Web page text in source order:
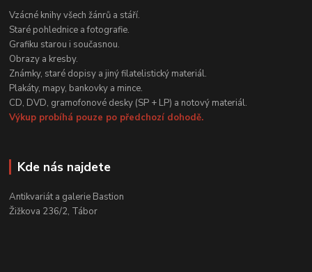
Vzácné knihy všech žánrů a stáří.
Staré pohlednice a fotografie.
Grafiku starou i současnou.
Obrazy a kresby.
Známky, staré dopisy a jiný filatelistický materiál.
Plakáty, mapy, bankovky a mince.
CD, DVD, gramofonové desky (SP + LP) a notový materiál.
Výkup probíhá pouze po předchozí dohodě.
Kde nás najdete
Antikvariát a galerie Bastion
Žižkova 236/2, Tábor